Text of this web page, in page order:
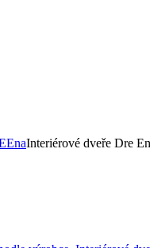
EnaInteriérové dveře Dre